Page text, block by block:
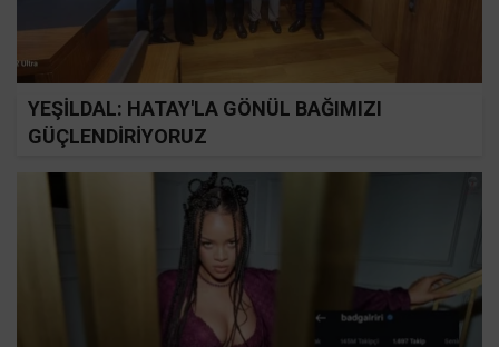
YEŞİLDAL: HATAY'LA GÖNÜL BAĞIMIZI
GÜÇLENDİRİYORUZ